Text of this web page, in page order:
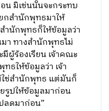
น มิเช่นนั้นจะกระทบ
กสำนักพุทธมาให้
ำนักพุทธก็ให้ข้อมูลว่า
า ทางสำนักพุทธไม่
ผู้ร้องเรียน เจ้าคณะ
ธให้ข้อมูลว่า เจ้า
ช่สำนักพุทธ แต่มันก็
รูปให้ข้อมูลมาก่อน
ลดมาก่อน”